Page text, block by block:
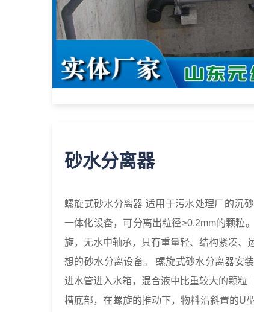
砂水分离器
螺旋式砂水分离器 适用于污水处理厂的沉
一体化设备，可分离出粒径≥0.2mm的颗粒
旋，无水中轴承，具有重量轻、结构紧凑、
想的砂水分离设备。 螺旋式砂水分离器安
进水管进入水箱，混合液中比重较大的颗粒
槽底部，在螺旋的推动下，物料沿斜置的U